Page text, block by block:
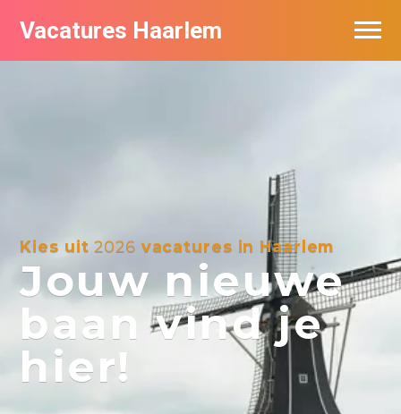
Vacatures Haarlem
Kies uit2026 vacatures in Haarlem
Jouw nieuwe
baan vind je
hier!
Vacatures per bedrijf in Haarlem